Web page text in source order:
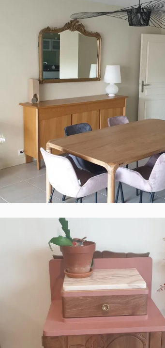
Miroir bronze doré patiné
Contemporain
CHEVET EPOQUE ART DECO
Contemporain